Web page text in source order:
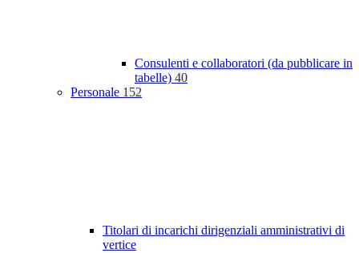
Consulenti e collaboratori (da pubblicare in
tabelle) 40
Personale 152
Titolari di incarichi dirigenziali amministrativi di
vertice